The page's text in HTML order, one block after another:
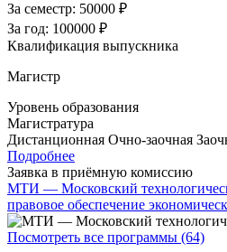
За семестр: 50000 ₽
За год: 100000 ₽
Квалификация выпускника
Магистр
Уровень образования
Магистратура
Дистанционная Очно-заочная
Подробнее
Заявка в приёмную комиссию
МТИ — Московский
правовое обеспечение
Посмотреть все программы (64)